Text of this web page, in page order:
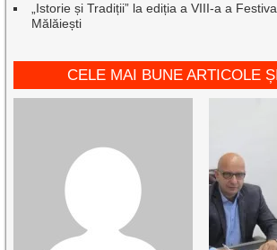
„Istorie și Tradiții” la ediția a VIII-a a
Mălăiești
CELE MAI BUNE ARTICOLE